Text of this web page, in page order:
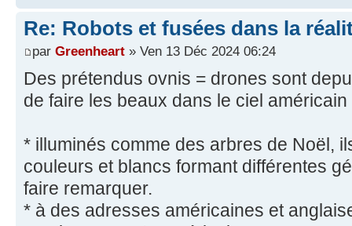
Re: Robots et fusées dans la
par Greenheart » Ven 13 Déc 2024 06:24
Des prétendus ovnis = drones sont
de faire les beaux dans le ciel
* illuminés comme des arbres de Noël,
couleurs et blancs formant différentes
faire remarquer.
* à des adresses américaines et